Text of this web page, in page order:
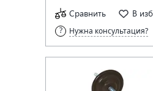
Сравнить В
Нужна консультация?